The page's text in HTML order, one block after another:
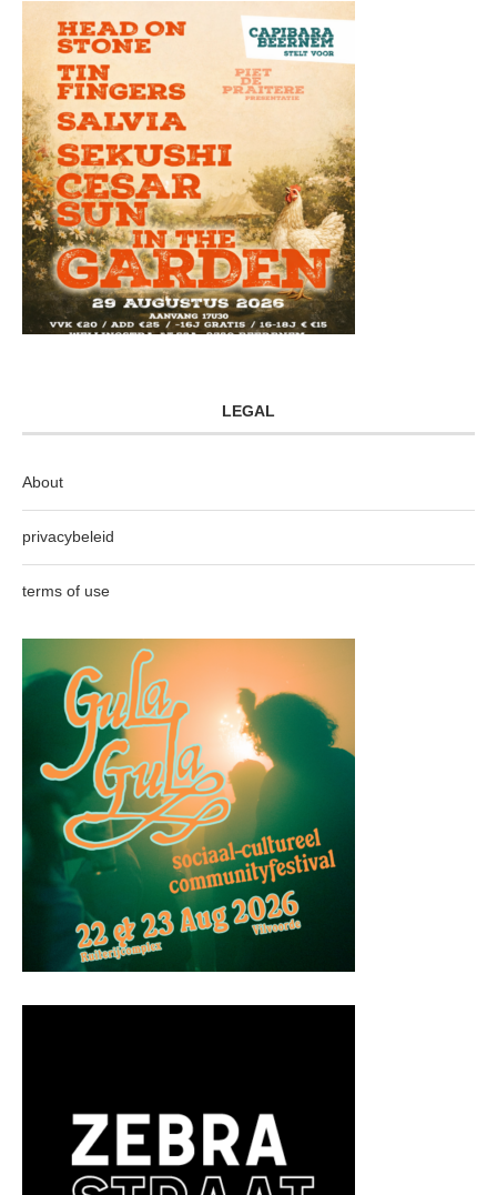
LEGAL
About
privacybeleid
terms of use